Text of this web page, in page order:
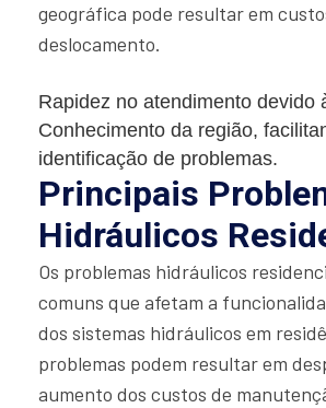
geográfica pode resultar em
deslocamento.
Rapidez no atendimento devido
Conhecimento da região,
identificação de problemas.
Principais
Hidráulicos
Os problemas hidráulicos
comuns que afetam a
dos sistemas hidráulicos em
problemas podem resultar em
aumento dos custos de